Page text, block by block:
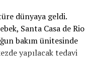
dünyaya geldi.
Santa Casa de Rio
bakım ünitesinde
yapılacak tedavi